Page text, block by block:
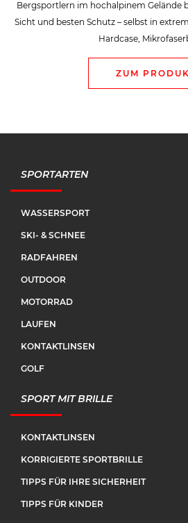
Bergsportlern im hochalpinem Gelände
Sicht und besten Schutz – selbst in
Hardcase,
ZUM
SPORTARTEN
WASSERSPORT
SKI- & SCHNEE
RADFAHREN
OUTDOOR
MOTORRAD
LAUFEN
KONTAKTLINSEN
GOLF
SPORT MIT BRILLE
KONTAKTLINSEN
KORRIGIERTE SPORTBRILLE
TIPPS FÜR IHRE SICHERHEIT
TIPPS FÜR KINDER